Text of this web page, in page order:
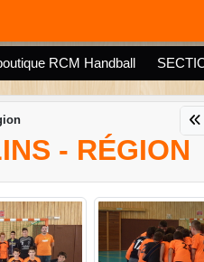
RCM Handball
- RÉGION